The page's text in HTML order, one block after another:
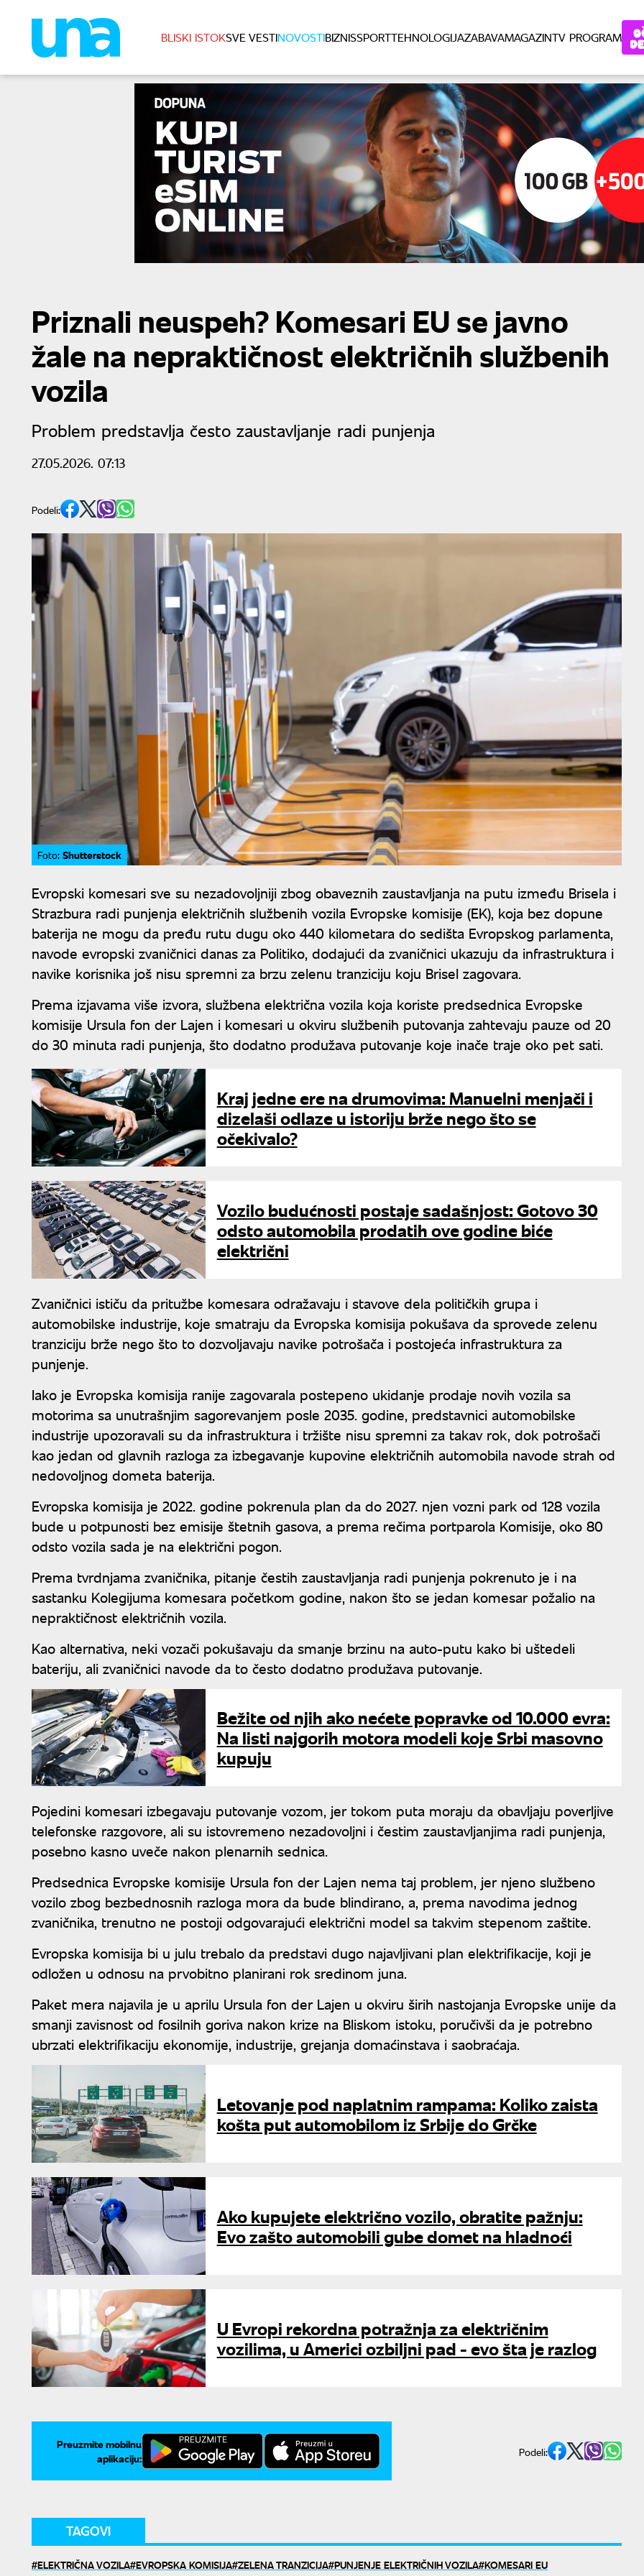
BLISKI ISTOKSVE VESTINOVOSTIBIZNISSPORTTEHNOLOGIJAZABAVAMAGAZINTV PROGRAM
Priznali neuspeh? Komesari EU se javno
žale na nepraktičnost električnih službenih
vozila
Problem predstavlja često zaustavljanje radi punjenja
27.05.2026. 07:13
Podeli:
Foto: Shutterstock
Evropski komesari sve su nezadovoljniji zbog obaveznih zaustavljanja na putu između Brisela i
Strazbura radi punjenja električnih službenih vozila Evropske komisije (EK), koja bez dopune
baterija ne mogu da pređu rutu dugu oko 440 kilometara do sedišta Evropskog parlamenta,
navode evropski zvaničnici danas za Politiko, dodajući da zvaničnici ukazuju da infrastruktura i
navike korisnika još nisu spremni za brzu zelenu tranziciju koju Brisel zagovara.
Prema izjavama više izvora, službena električna vozila koja koriste predsednica Evropske
komisije Ursula fon der Lajen i komesari u okviru službenih putovanja zahtevaju pauze od 20
do 30 minuta radi punjenja, što dodatno produžava putovanje koje inače traje oko pet sati.
Kraj jedne ere na drumovima: Manuelni menjači i
dizelaši odlaze u istoriju brže nego što se
očekivalo?
Vozilo budućnosti postaje sadašnjost: Gotovo 30
odsto automobila prodatih ove godine biće
električni
Zvaničnici ističu da pritužbe komesara odražavaju i stavove dela političkih grupa i
automobilske industrije, koje smatraju da Evropska komisija pokušava da sprovede zelenu
tranziciju brže nego što to dozvoljavaju navike potrošača i postojeća infrastruktura za
punjenje.
Iako je Evropska komisija ranije zagovarala postepeno ukidanje prodaje novih vozila sa
motorima sa unutrašnjim sagorevanjem posle 2035. godine, predstavnici automobilske
industrije upozoravali su da infrastruktura i tržište nisu spremni za takav rok, dok potrošači
kao jedan od glavnih razloga za izbegavanje kupovine električnih automobila navode strah od
nedovoljnog dometa baterija.
Evropska komisija je 2022. godine pokrenula plan da do 2027. njen vozni park od 128 vozila
bude u potpunosti bez emisije štetnih gasova, a prema rečima portparola Komisije, oko 80
odsto vozila sada je na električni pogon.
Prema tvrdnjama zvaničnika, pitanje čestih zaustavljanja radi punjenja pokrenuto je i na
sastanku Kolegijuma komesara početkom godine, nakon što se jedan komesar požalio na
nepraktičnost električnih vozila.
Kao alternativa, neki vozači pokušavaju da smanje brzinu na auto-putu kako bi uštedeli
bateriju, ali zvaničnici navode da to često dodatno produžava putovanje.
Bežite od njih ako nećete popravke od 10.000 evra:
Na listi najgorih motora modeli koje Srbi masovno
kupuju
Pojedini komesari izbegavaju putovanje vozom, jer tokom puta moraju da obavljaju poverljive
telefonske razgovore, ali su istovremeno nezadovoljni i čestim zaustavljanjima radi punjenja,
posebno kasno uveče nakon plenarnih sednica.
Predsednica Evropske komisije Ursula fon der Lajen nema taj problem, jer njeno službeno
vozilo zbog bezbednosnih razloga mora da bude blindirano, a, prema navodima jednog
zvaničnika, trenutno ne postoji odgovarajući električni model sa takvim stepenom zaštite.
Evropska komisija bi u julu trebalo da predstavi dugo najavljivani plan elektrifikacije, koji je
odložen u odnosu na prvobitno planirani rok sredinom juna.
Paket mera najavila je u aprilu Ursula fon der Lajen u okviru širih nastojanja Evropske unije da
smanji zavisnost od fosilnih goriva nakon krize na Bliskom istoku, poručivši da je potrebno
ubrzati elektrifikaciju ekonomije, industrije, grejanja domaćinstava i saobraćaja.
Letovanje pod naplatnim rampama: Koliko zaista
košta put automobilom iz Srbije do Grčke
Ako kupujete električno vozilo, obratite pažnju:
Evo zašto automobili gube domet na hladnoći
U Evropi rekordna potražnja za električnim
vozilima, u Americi ozbiljni pad - evo šta je razlog
Preuzmite mobilnu
aplikaciju:
Podeli:
TAGOVI
ELEKTRIČNA VOZILA EVROPSKA KOMISIJA ZELENA TRANZICIJA PUNJENJE ELEKTRIČNIH VOZILA KOMESARI EU